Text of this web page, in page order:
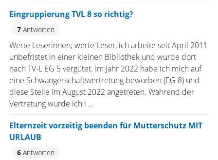
Eingruppierung TVL 8 so richtig?
7Antworten
Werte Leserinnen; werte Leser, ich arbeite seit April 2011
unbefristet in einer kleinen Bibliothek und wurde dort
nach TV-L EG 5 vergütet. Im Jahr 2022 habe ich mich auf
eine Schwangerschaftsvertretung beworben (EG 8) und
diese Stelle im August 2022 angetreten. Während der
Vertretung wurde ich i ...
Elternzeit vorzeitig beenden für Mutterschutz MIT
URLAUB
6Antworten